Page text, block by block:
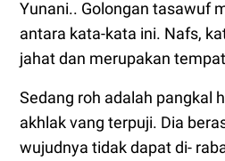
Yunani.. Golongan tasawuf
antara kata-kata ini. Nafs,
jahat dan merupakan
Sedang roh adalah pangkal
akhlak vang terpuji. Dia
wujudnya tidak dapat di-